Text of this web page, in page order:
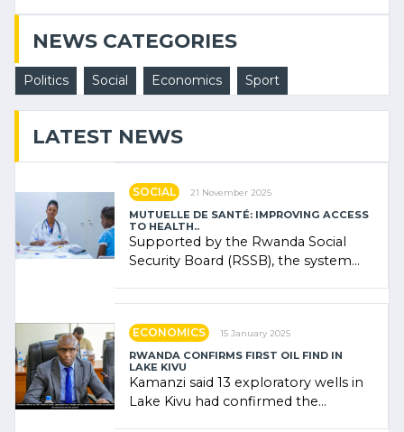
NEWS CATEGORIES
Politics Social Economics Sport
LATEST NEWS
SOCIAL 21 November 2025
MUTUELLE DE SANTÉ: IMPROVING ACCESS
TO HEALTH..
Supported by the Rwanda Social
Security Board (RSSB), the system
ECONOMICS 15 January 2025
RWANDA CONFIRMS FIRST OIL FIND IN
LAKE KIVU
Kamanzi said 13 exploratory wells in
Lake Kivu had confirmed the